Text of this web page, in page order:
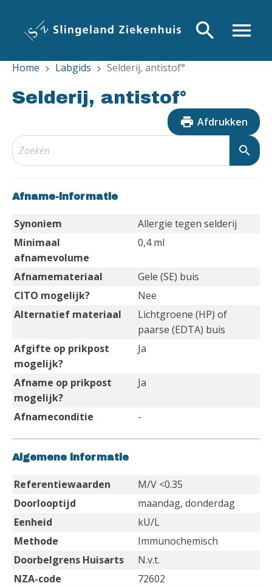
inhoud
menu
search
Home chevron_right Labgids chevron_right Selderij, antistof°
Selderij, antistof°
print Afdrukken
search
Afname-informatie
Synoniem
Allergie tegen selderij
Minimaal
afnamevolume
0,4 ml
Afnamemateriaal
Gele (SE) buis
CITO mogelijk?
Nee
Alternatief materiaal
Lichtgroene (HP) of
paarse (EDTA) buis
Afgifte op prikpost
mogelijk?
Ja
Afname op prikpost
mogelijk?
Ja
Afnameconditie -
Algemene informatie
Referentiewaarden
M/V <0.35
Doorlooptijd
maandag, donderdag
Eenheid
kU/L
Methode
Immunochemisch
Doorbelgrens Huisarts
N.v.t.
NZA-code
72602